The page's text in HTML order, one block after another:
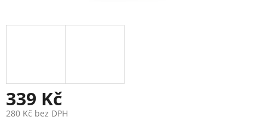
339 Kč
280 Kč bez DPH